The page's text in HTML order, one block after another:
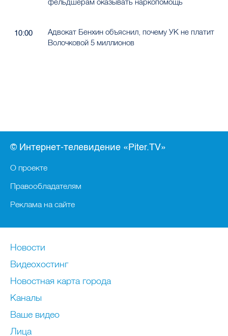
10:00
Адвокат Бенхин объяснил, почему УК не платит
Волочковой 5 миллионов
© Интернет-телевидение «Piter.TV»
О проекте
Правообладателям
Реклама на сайте
Новости
Видеохостинг
Новостная карта города
Каналы
Ваше видео
Лица